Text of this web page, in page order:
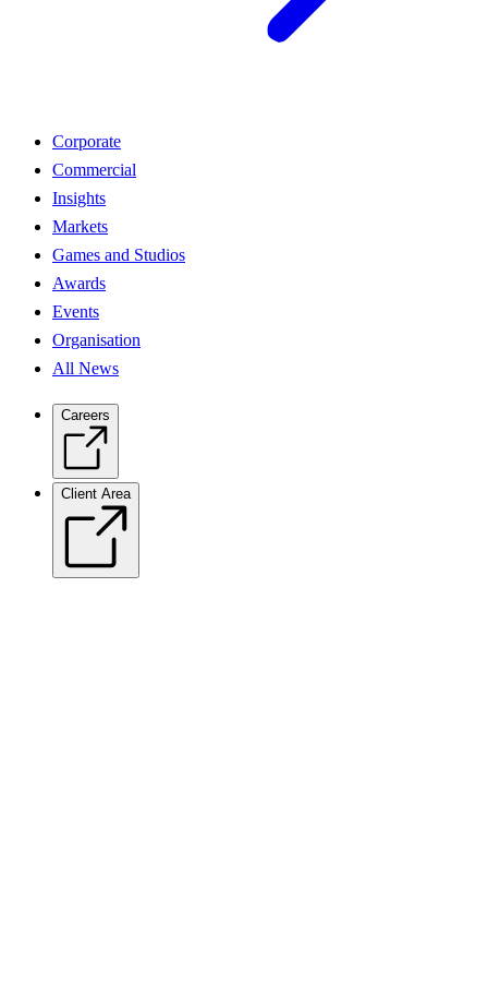
Corporate
Commercial
Insights
Markets
Games and Studios
Awards
Events
Organisation
All News
Careers
Client Area